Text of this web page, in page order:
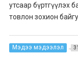
утсаар бүртгүүлэх
товлон зохион
Мэдээ мэдээлэл